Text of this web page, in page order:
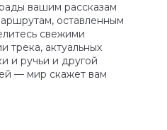
вашим рассказам
оставленным
свежими
трека, актуальных
и ручьи и другой
— мир скажет вам